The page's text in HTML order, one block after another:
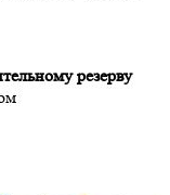
резерву